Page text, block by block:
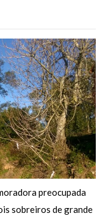
preocupada
sobreiros de grande